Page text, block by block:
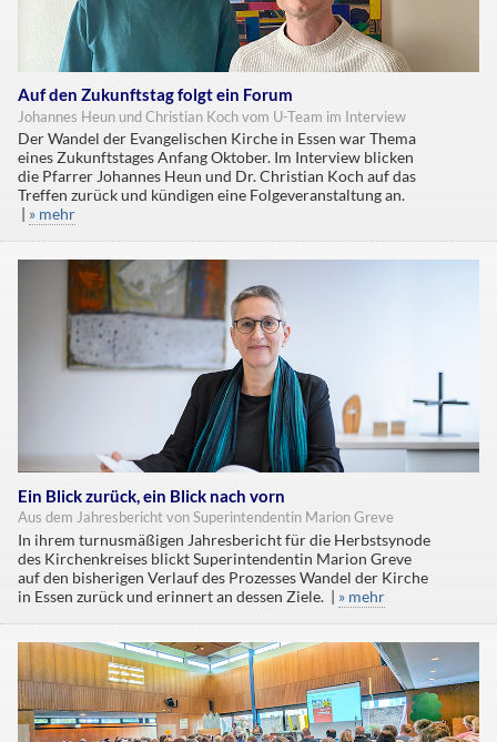
Auf den Zukunftstag folgt ein Forum
Johannes Heun und Christian Koch vom U-Team im Interview
Der Wandel der Evangelischen Kirche in Essen war Thema
eines Zukunftstages Anfang Oktober. Im Interview blicken
die Pfarrer Johannes Heun und Dr. Christian Koch auf das
Treffen zurück und kündigen eine Folgeveranstaltung an.
| » mehr
Ein Blick zurück, ein Blick nach vorn
Aus dem Jahresbericht von Superintendentin Marion Greve
In ihrem turnusmäßigen Jahresbericht für die Herbstsynode
des Kirchenkreises blickt Superintendentin Marion Greve
auf den bisherigen Verlauf des Prozesses Wandel der Kirche
in Essen zurück und erinnert an dessen Ziele. | » mehr